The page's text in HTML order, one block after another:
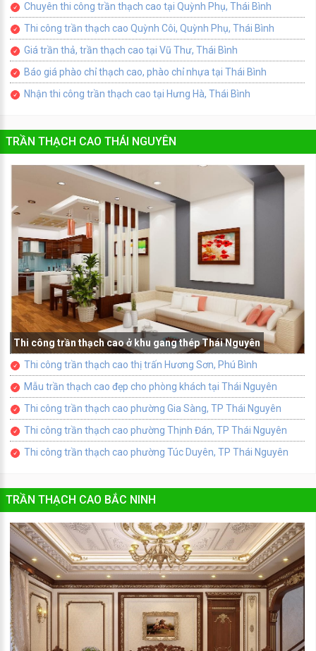
Chuyên thi công trần thạch cao tại Quỳnh Phụ, Thái Bình
Thi công trần thạch cao Quỳnh Côi, Quỳnh Phụ, Thái Bình
Giá trần thả, trần thạch cao tại Vũ Thư, Thái Bình
Báo giá phào chỉ thạch cao, phào chỉ nhựa tại Thái Bình
Nhận thi công trần thạch cao tại Hưng Hà, Thái Bình
TRẦN THẠCH CAO THÁI NGUYÊN
Thi công trần thạch cao ở khu gang thép Thái Nguyên
Thi công trần thạch cao thị trấn Hương Sơn, Phú Bình
Mẫu trần thạch cao đẹp cho phòng khách tại Thái Nguyên
Thi công trần thạch cao phường Gia Sàng, TP Thái Nguyên
Thi công trần thạch cao phường Thịnh Đán, TP Thái Nguyên
Thi công trần thạch cao phường Túc Duyên, TP Thái Nguyên
TRẦN THẠCH CAO BẮC NINH